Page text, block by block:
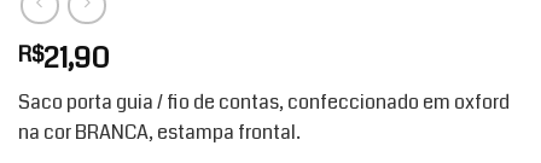
R$21,90
Saco porta guia / fio de contas, confeccionado em oxford
na cor BRANCA, estampa frontal.